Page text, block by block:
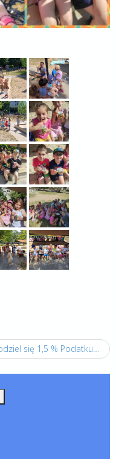
Podziel się 1,5 % Podatku/Dziękujemy za dotychczasowe wpłaty :)